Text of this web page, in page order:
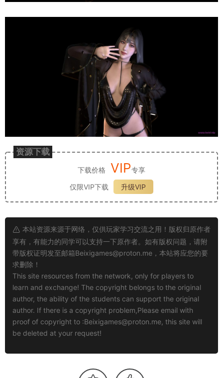
资源下载
下载价格 VIP专享
仅限VIP下载
升级VIP
本站资源来源于网络，仅供玩家学习交流之用！版权归原作者
享有，有能力的同学可以支持一下原作者。如有版权问题，请附
带版权证明发至邮箱Beixigames@proton.me ，本站将应您的要
求删除！
This site resources from the network, only for players to
learn and exchange! The copyright belongs to the original
author, the ability of the students can support the original
author. If there is a copyright problem,Please email with
proof of copyright to :Beixigames@proton.me, this site will
be deleted at your request!